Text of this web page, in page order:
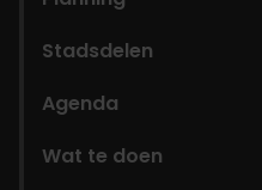
Stadsdelen
Agenda
Wat te doen